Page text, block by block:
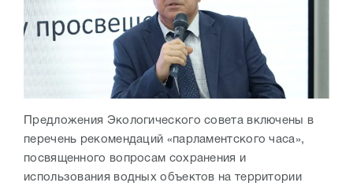
Предложения Экологического совета включены в
перечень рекомендаций «парламентского часа»,
посвященного вопросам сохранения и
использования водных объектов на территории